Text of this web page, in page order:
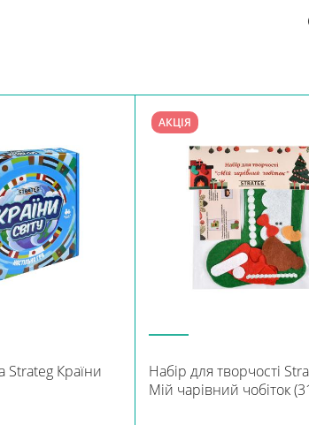
Strateg Країни
АКЦІЯ
Набір для творчості
Мій чарівний чобіток